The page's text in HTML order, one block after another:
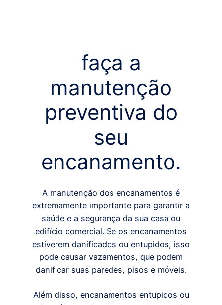
faça a
manutenção
preventiva do
seu
encanamento.
A manutenção dos encanamentos é
extremamente importante para garantir a
saúde e a segurança da sua casa ou
edifício comercial. Se os encanamentos
estiverem danificados ou entupidos, isso
pode causar vazamentos, que podem
danificar suas paredes, pisos e móveis.
Além disso, encanamentos entupidos ou